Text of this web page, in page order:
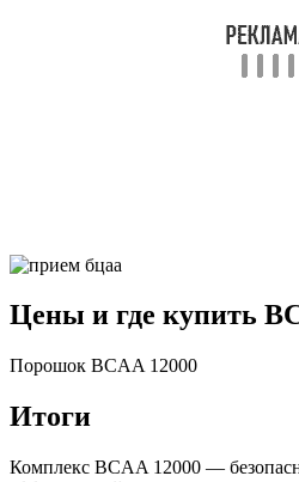
Цены и где купить
Порошок BCAA 12000
Итоги
Комплекс BCAA 12000 —